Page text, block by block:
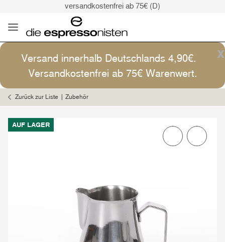
versandkostenfrei ab 75€ (D)
Versand: 4,90€ (D)
versandkostenfrei ab 75€ (D)
Kaffee ist Kunst
x
Versand innerhalb Deutschlands 4,90€.
Versandkostenfrei ab 75€ Warenwert.
Zurück zur Liste Zubehör
AUF LAGER